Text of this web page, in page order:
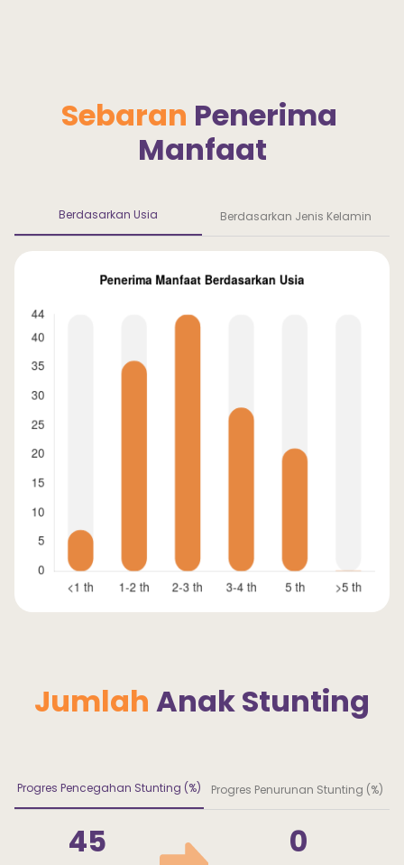
Sebaran Penerima
Manfaat
Berdasarkan Usia Berdasarkan Jenis Kelamin
Jumlah Anak Stunting
Progres Pencegahan Stunting (%) Progres Penurunan Stunting (%)
45 0